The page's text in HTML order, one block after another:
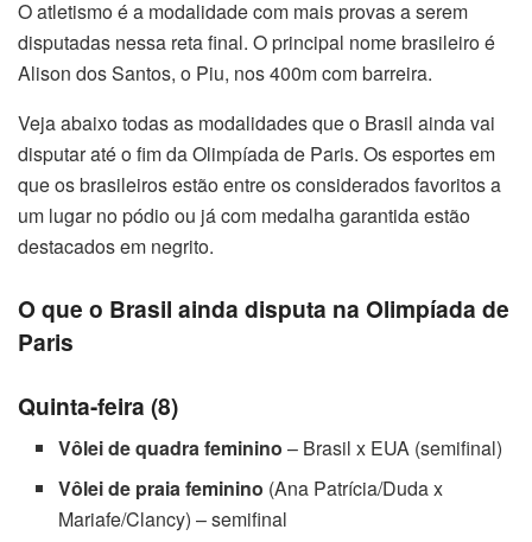
O atletismo é a modalidade com mais provas a serem
disputadas nessa reta final. O principal nome brasileiro é
Alison dos Santos, o Piu, nos 400m com barreira.
Veja abaixo todas as modalidades que o Brasil ainda vai
disputar até o fim da Olimpíada de Paris. Os esportes em
que os brasileiros estão entre os considerados favoritos a
um lugar no pódio ou já com medalha garantida estão
destacados em negrito.
O que o Brasil ainda disputa na Olimpíada de
Paris
Quinta-feira (8)
Vôlei de quadra feminino – Brasil x EUA (semifinal)
Vôlei de praia feminino (Ana Patrícia/Duda x
Mariafe/Clancy) – semifinal